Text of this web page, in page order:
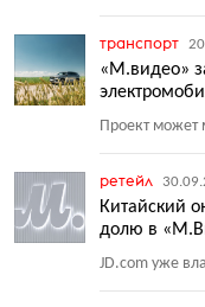
транспорт
«М.видео»
Проект может
ретейл
Китайский
долю в
JD.com уже